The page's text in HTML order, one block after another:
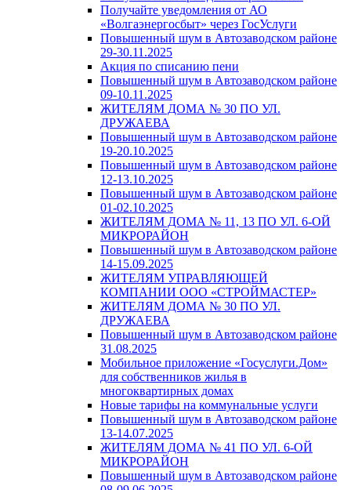
Получайте уведомления от АО
«Волгаэнергосбыт» через ГосУслуги
Повышенный шум в Автозаводском районе
29-30.11.2025
Акция по списанию пени
Повышенный шум в Автозаводском районе
09-10.11.2025
ЖИТЕЛЯМ ДОМА № 30 ПО УЛ.
ДРУЖАЕВА
Повышенный шум в Автозаводском районе
19-20.10.2025
Повышенный шум в Автозаводском районе
12-13.10.2025
Повышенный шум в Автозаводском районе
01-02.10.2025
ЖИТЕЛЯМ ДОМА № 11, 13 ПО УЛ. 6-ОЙ
МИКРОРАЙОН
Повышенный шум в Автозаводском районе
14-15.09.2025
ЖИТЕЛЯМ УПРАВЛЯЮЩЕЙ
КОМПАНИИ ООО «СТРОЙМАСТЕР»
ЖИТЕЛЯМ ДОМА № 30 ПО УЛ.
ДРУЖАЕВА
Повышенный шум в Автозаводском районе
31.08.2025
Мобильное приложение «Госуслуги.Дом»
для собственников жилья в
многоквартирных домах
Новые тарифы на коммунальные услуги
Повышенный шум в Автозаводском районе
13-14.07.2025
ЖИТЕЛЯМ ДОМА № 41 ПО УЛ. 6-ОЙ
МИКРОРАЙОН
Повышенный шум в Автозаводском районе